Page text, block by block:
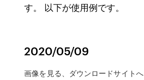
す。 以下が使用例です。
2020/05/09
画像を見る、ダウンロードサイトへ